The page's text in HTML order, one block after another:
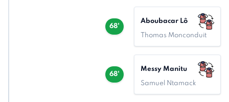
68'
Aboubacar Lô
Thomas Monconduit
68'
Messy Manitu
Samuel Ntamack